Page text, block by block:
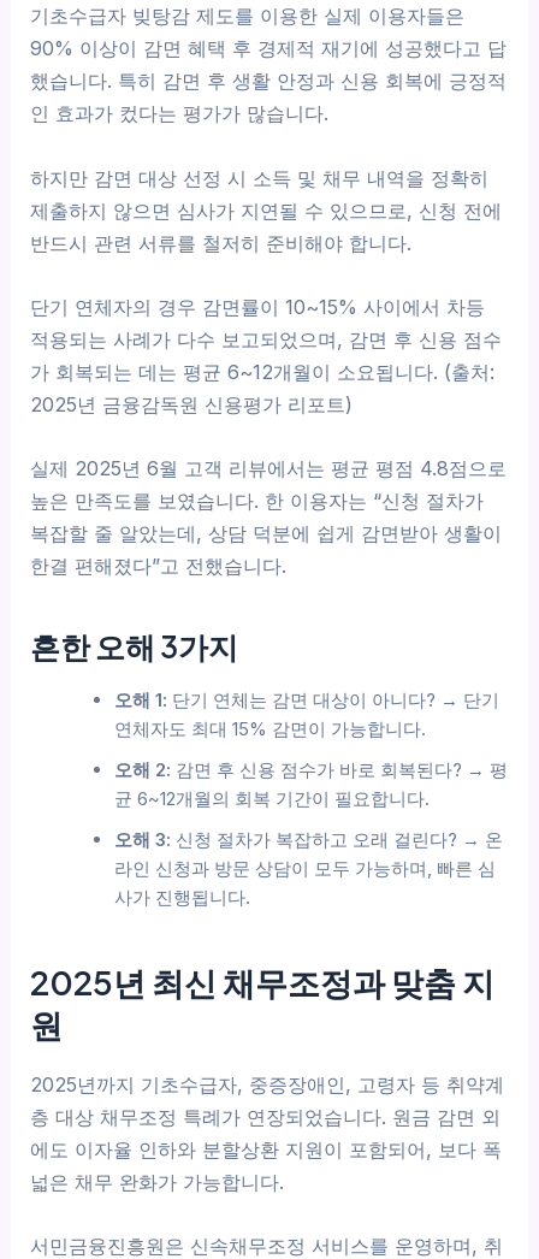
기초수급자 빚탕감 제도를 이용한 실제 이용자들은
90% 이상이 감면 혜택 후 경제적 재기에 성공했다고 답
했습니다. 특히 감면 후 생활 안정과 신용 회복에 긍정적
인 효과가 컸다는 평가가 많습니다.
하지만 감면 대상 선정 시 소득 및 채무 내역을 정확히
제출하지 않으면 심사가 지연될 수 있으므로, 신청 전에
반드시 관련 서류를 철저히 준비해야 합니다.
단기 연체자의 경우 감면률이 10~15% 사이에서 차등
적용되는 사례가 다수 보고되었으며, 감면 후 신용 점수
가 회복되는 데는 평균 6~12개월이 소요됩니다. (출처:
2025년 금융감독원 신용평가 리포트)
실제 2025년 6월 고객 리뷰에서는 평균 평점 4.8점으로
높은 만족도를 보였습니다. 한 이용자는 “신청 절차가
복잡할 줄 알았는데, 상담 덕분에 쉽게 감면받아 생활이
한결 편해졌다”고 전했습니다.
흔한 오해 3가지
오해 1: 단기 연체는 감면 대상이 아니다? → 단기
연체자도 최대 15% 감면이 가능합니다.
오해 2: 감면 후 신용 점수가 바로 회복된다? → 평
균 6~12개월의 회복 기간이 필요합니다.
오해 3: 신청 절차가 복잡하고 오래 걸린다? → 온
라인 신청과 방문 상담이 모두 가능하며, 빠른 심
사가 진행됩니다.
2025년 최신 채무조정과 맞춤 지
원
2025년까지 기초수급자, 중증장애인, 고령자 등 취약계
층 대상 채무조정 특례가 연장되었습니다. 원금 감면 외
에도 이자율 인하와 분할상환 지원이 포함되어, 보다 폭
넓은 채무 완화가 가능합니다.
서민금융진흥원은 신속채무조정 서비스를 운영하며, 취